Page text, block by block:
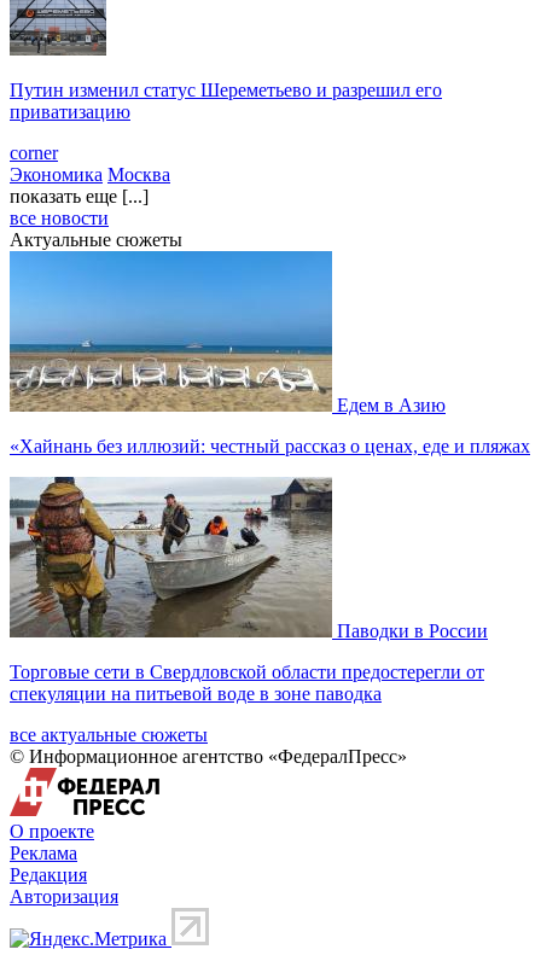
Путин изменил статус Шереметьево и разрешил его
приватизацию
corner
Экономика Москва
показать еще [...]
все новости
Актуальные сюжеты
Едем в Азию
«Хайнань без иллюзий: честный рассказ о ценах, еде и пляжах
Паводки в России
Торговые сети в Свердловской области предостерегли от
спекуляции на питьевой воде в зоне паводка
все актуальные сюжеты
© Информационное агентство «ФедералПресс»
О проекте
Реклама
Редакция
Авторизация